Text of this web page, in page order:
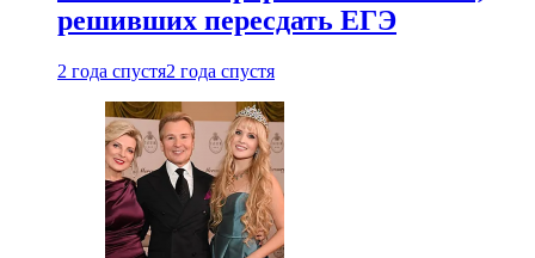
решивших пересдать ЕГЭ
2 года спустя2 года спустя